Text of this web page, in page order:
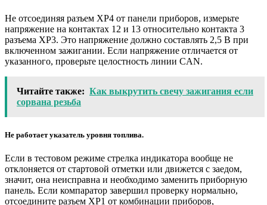
Не отсоединяя разъем XP4 от панели приборов, измерьте
напряжение на контактах 12 и 13 относительно контакта 3
разъема XP3. Это напряжение должно составлять 2,5 В при
включенном зажигании. Если напряжение отличается от
указанного, проверьте целостность линии CAN.
Читайте также: Как выкрутить свечу зажигания если
сорвана резьба
Не работает указатель уровня топлива.
Если в тестовом режиме стрелка индикатора вообще не
отклоняется от стартовой отметки или движется с заедом,
значит, она неисправна и необходимо заменить приборную
панель. Если компаратор завершил проверку нормально,
отсоедините разъем XP1 от комбинации приборов,